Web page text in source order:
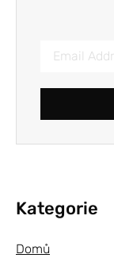
Kategorie
Domů